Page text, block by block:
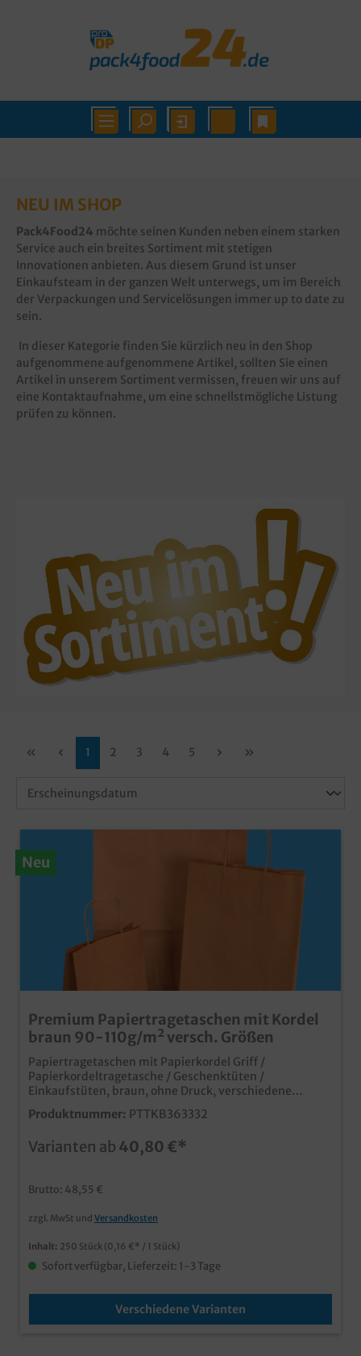
NEU IM SHOP
Pack4Food24 möchte seinen Kunden neben einem starken
Service auch ein breites Sortiment mit stetigen
Innovationen anbieten. Aus diesem Grund ist unser
Einkaufsteam in der ganzen Welt unterwegs, um im Bereich
der Verpackungen und Servicelösungen immer up to date zu
sein.
In dieser Kategorie finden Sie kürzlich neu in den Shop
aufgenommene aufgenommene Artikel, sollten Sie einen
Artikel in unserem Sortiment vermissen, freuen wir uns auf
eine Kontaktaufnahme, um eine schnellstmögliche Listung
prüfen zu können.
1 2 3 4 5
Neu
Premium Papiertragetaschen mit Kordel
braun 90-110g/m² versch. Größen
Papiertragetaschen mit Papierkordel Griff /
Papierkordeltragetasche / Geschenktüten /
Einkaufstüten, braun, ohne Druck, verschiedene
Größen gemäß Auswahl, 90g-110g/m² je nach Größe
moderne und edle Papiertragetaschen ideal für den
Einzelhandel mit stabilem Kordelgriff aus Papiernach
eine Angebotsanfrage
Produktnummer: PTTKB363332
Varianten ab 40,80 €*
Brutto: 48,55 €
zzgl. MwSt und Versandkosten
Inhalt: 250 Stück (0,16 €* / 1 Stück)
Sofort verfügbar, Lieferzeit: 1-3 Tage
Verschiedene Varianten